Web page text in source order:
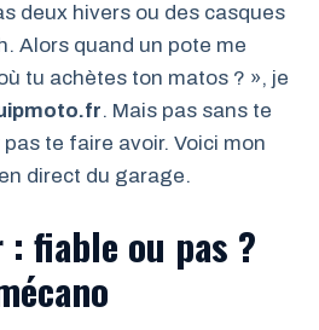
deux hivers ou des casques
Alors quand un pote me
tu achètes ton matos ? », je
. Mais pas sans te
te faire avoir. Voici mon
direct du garage.
fiable ou pas ?